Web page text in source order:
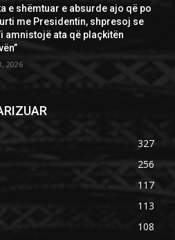
e shëmtuar e absurde ajo që po
me Presidentin, shpresoj se
amnistojë ata që plaçkitën
2026
327
256
117
113
108